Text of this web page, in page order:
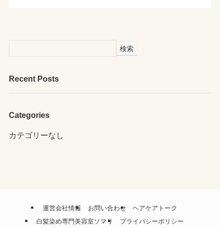
検索
Recent Posts
Categories
カテゴリーなし
運営会社情報 お問い合わせ
ヘアケアトーク
白髪染め専門美容室ソマリ
プライバシーポリシー